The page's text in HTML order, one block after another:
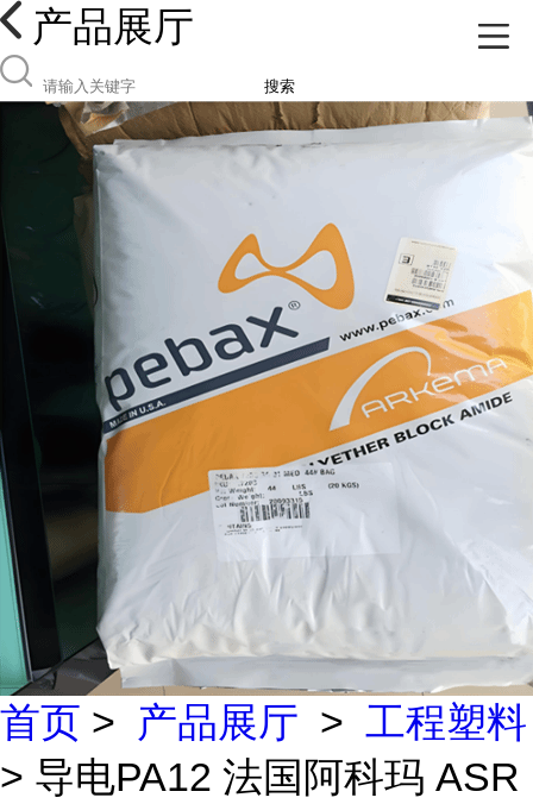
产品展厅
搜索
首页 > 产品展厅 > 工程塑料
> 导电PA12 法国阿科玛 ASR